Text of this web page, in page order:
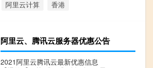
阿里云计算 香港
阿里云、腾讯云服务器优惠公告
2021阿里云腾讯云最新优惠信息